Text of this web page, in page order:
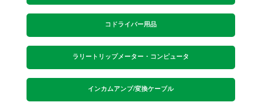
コドライバー用品
ラリートリップメーター・コンピュータ
インカムアンプ/変換ケーブル